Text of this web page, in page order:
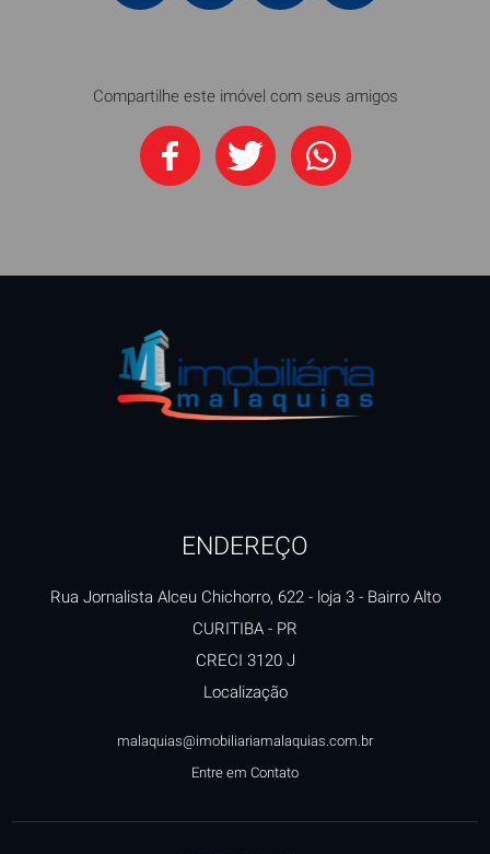
Compartilhe este imóvel com seus amigos
ENDEREÇO
Rua Jornalista Alceu Chichorro, 622 - loja 3- Bairro Alto
CURITIBA - PR
CRECI 3120 J
Localização
malaquias@imobiliariamalaquias.com.br
Entre em Contato